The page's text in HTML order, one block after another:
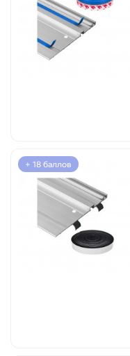
+ 18 баллов